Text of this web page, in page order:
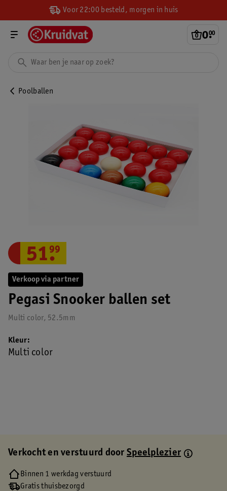
Voor 22:00 besteld, morgen in huis
0.
00
Poolballen
Verkoop via partner
Pegasi Snooker ballen set
Multi color, 52.5mm
51.
99
Kleur
Multi color
Verkocht en verstuurd doorSpeelplezier
Binnen 1 werkdag verstuurd
Gratis thuisbezorgd